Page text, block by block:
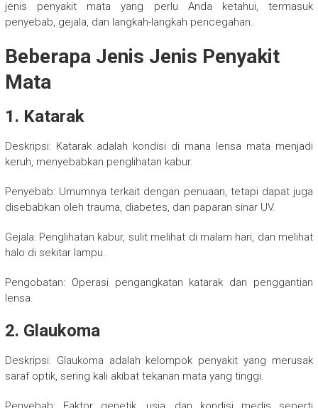
jenis penyakit mata yang perlu Anda ketahui, termasuk
penyebab, gejala, dan langkah-langkah pencegahan.
Beberapa Jenis Jenis Penyakit
Mata
1. Katarak
Deskripsi: Katarak adalah kondisi di mana lensa mata menjadi
keruh, menyebabkan penglihatan kabur.
Penyebab: Umumnya terkait dengan penuaan, tetapi dapat juga
disebabkan oleh trauma, diabetes, dan paparan sinar UV.
Gejala: Penglihatan kabur, sulit melihat di malam hari, dan melihat
halo di sekitar lampu.
Pengobatan: Operasi pengangkatan katarak dan penggantian
lensa.
2. Glaukoma
Deskripsi: Glaukoma adalah kelompok penyakit yang merusak
saraf optik, sering kali akibat tekanan mata yang tinggi.